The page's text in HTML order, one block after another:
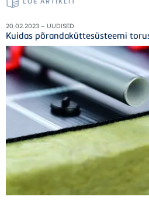
20.02.2023 – UUDISED
Kuidas põrandaküttesüsteemi